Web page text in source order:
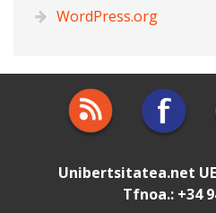
WordPress.org
Unibertsitatea.net
Tfnoa.: +34